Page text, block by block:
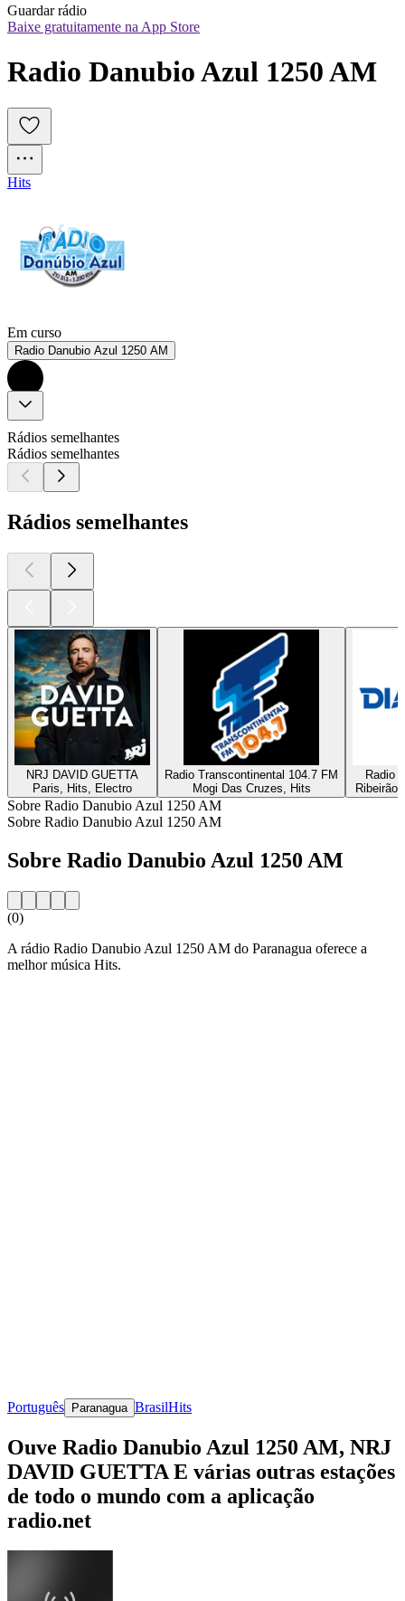
Guardar rádio
Baixe gratuitamente na App Store
Radio Danubio Azul 1250 AM
Hits
Em curso
Radio Danubio Azul 1250 AM
Rádios semelhantes
Rádios semelhantes
Rádios semelhantes
NRJ DAVID GUETTA
Paris, Hits, Electro
Radio Transcontinental 104.7 FM
Mogi Das Cruzes, Hits
Radio
Ribeirão
Sobre Radio Danubio Azul 1250 AM
Sobre Radio Danubio Azul 1250 AM
Sobre Radio Danubio Azul 1250 AM
(0)
A rádio Radio Danubio Azul 1250 AM do Paranagua oferece a
melhor música Hits.
Português Paranagua BrasilHits
Ouve Radio Danubio Azul 1250 AM, NRJ
DAVID GUETTA E várias outras estações
de todo o mundo com a aplicação
radio.net